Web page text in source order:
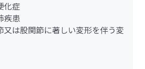
化症
疾患
又は股関節に著しい変形を伴う変